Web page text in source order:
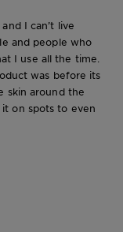
I can’t live
and people who
I use all the time.
was before its
skin around the
it on spots to even